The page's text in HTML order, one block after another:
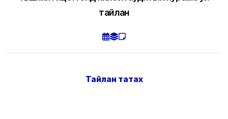
тайлан
Тайлан татах